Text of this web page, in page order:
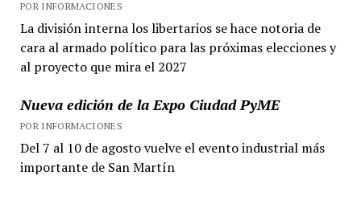
POR INFORMACIONES
La división interna los libertarios se hace notoria de
cara al armado político para las próximas elecciones y
al proyecto que mira el 2027
Nueva edición de la Expo Ciudad PyME
POR INFORMACIONES
Del 7 al 10 de agosto vuelve el evento industrial más
importante de San Martín